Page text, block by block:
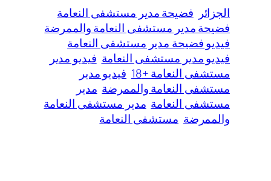
الجزائر فضيحة مدير مستشفى النعامة
فضيحة مدير مستشفى النعامة والممرضة
فيديو فضيحة مدير مستشفى النعامة
فيديو مدير مستشفى النعامة فيديو مدير
مستشفى النعامة +18
فيديو مدير
مستشفى النعامة والممرضة مدير
مستشفى النعامة مدير مستشفى النعامة
والممرضة مستشفى النعامة